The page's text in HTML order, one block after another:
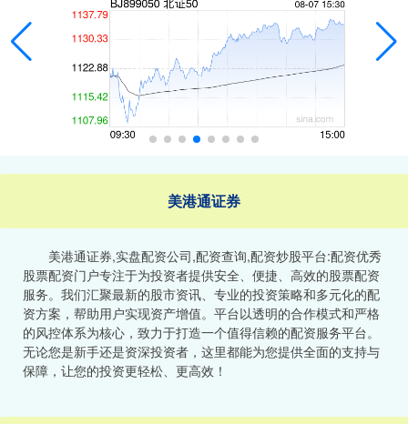
美港通证券
美港通证券,实盘配资公司,配资查询,配资炒股平台:配资优秀
股票配资门户专注于为投资者提供安全、便捷、高效的股票配资
服务。我们汇聚最新的股市资讯、专业的投资策略和多元化的配
资方案，帮助用户实现资产增值。平台以透明的合作模式和严格
的风控体系为核心，致力于打造一个值得信赖的配资服务平台。
无论您是新手还是资深投资者，这里都能为您提供全面的支持与
保障，让您的投资更轻松、更高效！